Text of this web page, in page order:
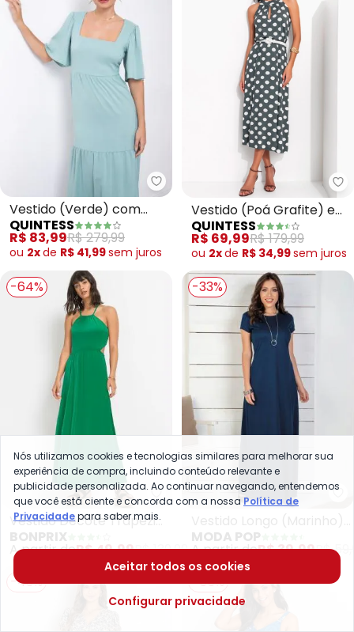
Quintess - Vestido (Verde)
Vestido (Verde) com
Recortes
QUINTESS
R$ 83,99R$ 279,99
ou 2xde R$ 41,99sem juros
Vestido (Poá Grafite) em
Malha de Viscose
QUINTESS
R$ 69,99R$ 179,99
ou 2xde R$ 34,99sem juros
-64%
bonprix - Vestido Decote
Vestido Decote Trapézio
(Verde)
BONPRIX
A partir deR$ 49,99R$ 139,99
-33%
com Manga Curta
MODA POP
A partir deR$ 39,99R$
-43%
-55%
Nós utilizamos cookies e tecnologias similares para melhorar sua
experiência de compra, incluindo conteúdo relevante e
publicidade personalizada. Ao continuar navegando, entendemos
que você está ciente e concorda com a nossa Política de
Privacidadepara saber mais.
Aceitar todos os cookies
Configurar privacidade